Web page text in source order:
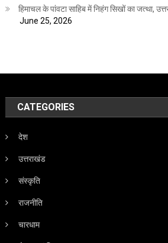
हिमाचल के पांवटा साहिब में निहंग सिखों का जत्था,
June 25, 2026
CATEGORIES
देश
उत्तराखंड
संस्कृति
राजनीति
चारधाम